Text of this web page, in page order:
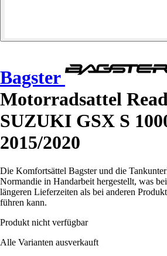
Bagster
Motorradsattel
SUZUKI GSX S
2015/2020
Die Komfortsättel Bagster und die
Normandie in Handarbeit hergestellt, was
längeren Lieferzeiten als bei anderen
führen kann.
Produkt nicht verfügbar
Alle Varianten ausverkauft